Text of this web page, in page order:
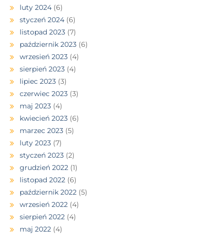
luty 2024 (6)
styczeń 2024 (6)
listopad 2023 (7)
październik 2023 (6)
wrzesień 2023 (4)
sierpień 2023 (4)
lipiec 2023 (3)
czerwiec 2023 (3)
maj 2023 (4)
kwiecień 2023 (6)
marzec 2023 (5)
luty 2023 (7)
styczeń 2023 (2)
grudzień 2022 (1)
listopad 2022 (6)
październik 2022 (5)
wrzesień 2022 (4)
sierpień 2022 (4)
maj 2022 (4)